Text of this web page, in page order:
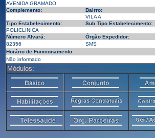
AVENIDA GRAMADO
Complemento:
Bairro:
VILA A
Tipo Estabelecimento:
Sub Tipo Estabelecimento:
POLICLINICA
Número Alvará:
Órgão Expedidor:
82356
SMS
Horário de Funcionamento:
Não informado
Módulos: